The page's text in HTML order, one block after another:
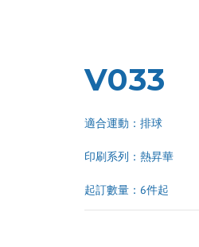
V033
適合運動：排球
印刷系列：熱昇華
起訂數量：6件起